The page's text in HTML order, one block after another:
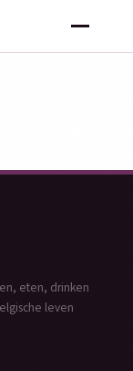
eten, drinken
leven